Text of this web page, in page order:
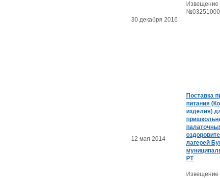
30 декабря 2016
Извещение
12 мая 2014
Поставка
питания
изделия)
лагерей
РТ
Извещение